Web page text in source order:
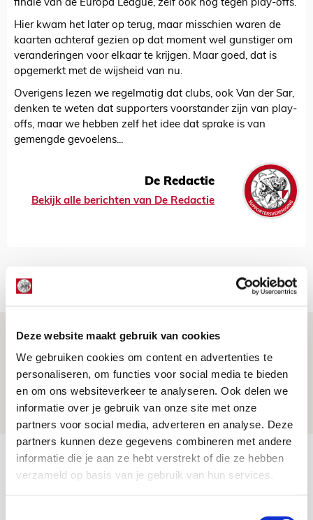
Deze website maakt gebruik van cookies
We gebruiken cookies om content en advertenties te
personaliseren, om functies voor social media te bieden
en om ons websiteverkeer te analyseren. Ook delen we
informatie over je gebruik van onze site met onze
partners voor social media, adverteren en analyse. Deze
partners kunnen deze gegevens combineren met andere
informatie die je aan ze hebt verstrekt of die ze hebben
verzameld op basis van je gebruik van hun services.
finale van de Europa League, zelf ook nog tegen play-offs.
Hier kwam het later op terug, maar misschien waren de
kaarten achteraf gezien op dat moment wel gunstiger om
veranderingen voor elkaar te krijgen. Maar goed, dat is
opgemerkt met de wijsheid van nu.
Overigens lezen we regelmatig dat clubs, ook Van der Sar,
denken te weten dat supporters voorstander zijn van play-
offs, maar we hebben zelf het idee dat sprake is van
gemengde gevoelens...
De Redactie
Bekijk alle berichten van De Redactie
Net binnen //
Reisverslag PEC-uit: geregisseerde
operatie onderweg naar
‘voetbaltempel’
09 AUGUSTUS 2026 - 18:53
BLOG
Brandt heeft veel vertrouwen in Ajax
dat steeds beter wordt
09 AUGUSTUS 2026 - 18:14